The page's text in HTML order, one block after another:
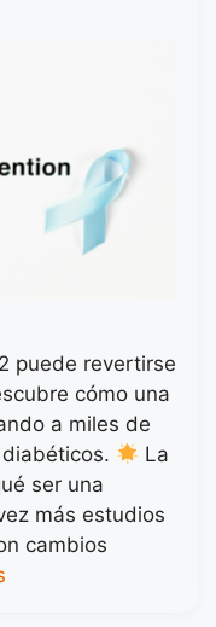
puede revertirse
cómo una
a miles de
La
ser una
más estudios
cambios